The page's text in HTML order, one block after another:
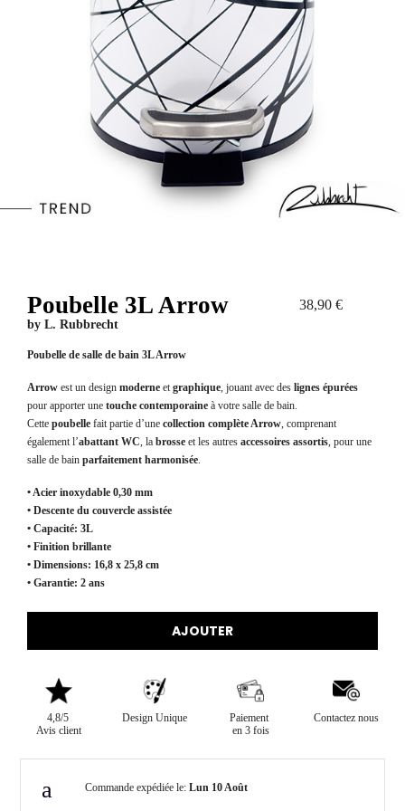
Poubelle 3L Arrow
by L. Rubbrecht
38,90 €
Poubelle de salle de bain 3L Arrow
Arrow est un design moderne etgraphique, jouant avec des lignes épurées
pour apporter une touche contemporaine à votre salle de bain.
Cette poubelle fait partie d’une collection complète Arrow, comprenant
également l’abattant WC, la brosse et les autres accessoires assortis, pour une
salle de bain parfaitement harmonisée.
• Acier inoxydable 0,30 mm
• Descente du couvercle assistée
• Capacité: 3L
• Finition brillante
• Dimensions: 16,8 x 25,8 cm
• Garantie: 2 ans
AJOUTER
4,8/5
Avis client
Design Unique
Paiement
en 3 fois
Contactez nous
Commande expédiée le: Lun 10 Août